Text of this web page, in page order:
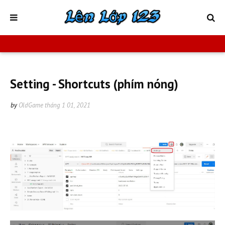
Setting - Shortcuts (phím nóng)
by OldGame tháng 1 01, 2021